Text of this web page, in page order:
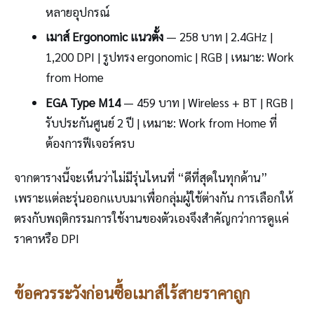
หลายอุปกรณ์
เมาส์ Ergonomic แนวตั้ง— 258 บาท | 2.4GHz |
1,200 DPI | รูปทรง ergonomic | RGB | เหมาะ: Work
from Home
EGA Type M14— 459 บาท | Wireless + BT | RGB |
รับประกันศูนย์ 2 ปี | เหมาะ: Work from Home ที่
ต้องการฟีเจอร์ครบ
จากตารางนี้จะเห็นว่าไม่มีรุ่นไหนที่ “ดีที่สุดในทุกด้าน”
เพราะแต่ละรุ่นออกแบบมาเพื่อกลุ่มผู้ใช้ต่างกัน การเลือกให้
ตรงกับพฤติกรรมการใช้งานของตัวเองจึงสำคัญกว่าการดูแค่
ราคาหรือ DPI
ข้อควรระวังก่อนซื้อเมาส์ไร้สายราคาถูก